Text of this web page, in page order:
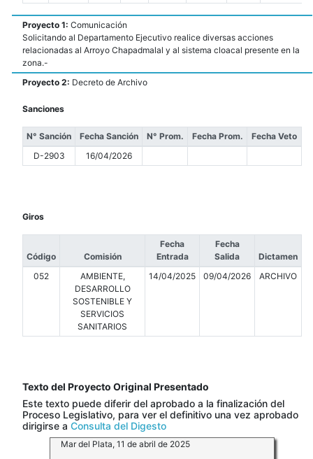
Proyecto 1: Comunicación
Solicitando al Departamento Ejecutivo realice diversas acciones
relacionadas al Arroyo Chapadmalal y al sistema cloacal presente en la
zona.-
Proyecto 2: Decreto de Archivo
Sanciones
N° Sanción Fecha Sanción N° Prom. Fecha Prom.
Fecha Veto
D-2903
16/04/2026
Giros
Código Comisión
Fecha
Entrada
Fecha
Salida
Dictamen
052
AMBIENTE,
DESARROLLO
SOSTENIBLE Y
SERVICIOS
SANITARIOS
14/04/2025 09/04/2026 ARCHIVO
Texto del Proyecto Original Presentado
Este texto puede diferir del aprobado a la finalización del
Proceso Legislativo, para ver el definitivo una vez aprobado
dirigirse a Consulta del Digesto
Mar del Plata, 11 de abril de 2025